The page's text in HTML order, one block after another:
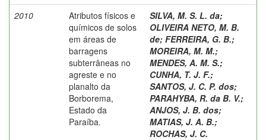
2010
Atributos físicos e
químicos de solos
em áreas de
barragens
subterrâneas no
agreste e no
planalto da
Borborema,
Estado da
Paraíba.
SILVA, M. S. L. da;
OLIVEIRA NETO, M. B.
de; FERREIRA, G. B.;
MOREIRA, M. M.;
MENDES, A. M. S.;
CUNHA, T. J. F.;
SANTOS, J. C. P. dos;
PARAHYBA, R. da B. V.;
ANJOS, J. B. dos;
MATIAS, J. A. B.;
ROCHAS, J. C.